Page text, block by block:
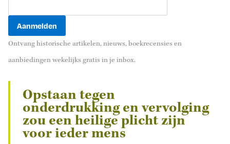
Ontvang historische artikelen, nieuws, boekrecensies en
aanbiedingen wekelijks gratis in je inbox.
Opstaan tegen
onderdrukking en vervolging
zou een heilige plicht zijn
voor ieder mens